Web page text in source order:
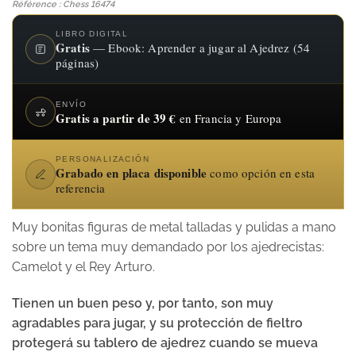
Référence : Chess 16474
LIBRO DIGITAL
Gratis— Ebook: Aprender a jugar al Ajedrez (54
páginas)
ENVÍO
Gratis a partir de 39 € en Francia y Europa
PERSONALIZACIÓN
Grabado en placa disponible como opción en esta
referencia
Muy bonitas figuras de metal talladas y pulidas a mano
sobre un tema muy demandado por los ajedrecistas:
Camelot y el Rey Arturo.
Tienen un buen peso y, por tanto, son muy
agradables para jugar, y su protección de fieltro
protegerá su tablero de ajedrez cuando se mueva